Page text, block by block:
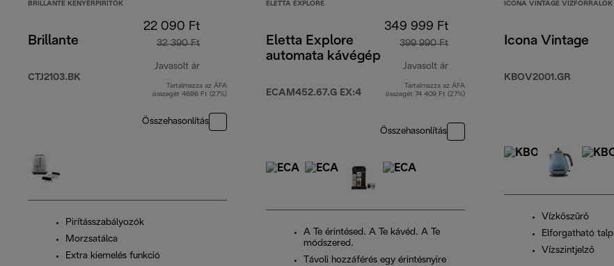
BRILLANTE KENYÉRPIRÍTÓK
Brillante
CTJ2103.BK
22 090 Ft
32 390 Ft
Javasolt ár
eredeti ár 32 390 Ft
Tartalmazza az ÁFA
összegét 4696 Ft (27%)
Összehasonlítás
Pirításszabályozók
Morzsatálca
Extra kiemelés funkció
ELETTA EXPLORE
Eletta Explore
automata kávégép
ECAM452.67.G EX:4
349 999 Ft
399 990 Ft
Javasolt ár
eredeti ár 399 990 Ft
Tartalmazza az ÁFA
összegét 74 409 Ft (27%)
Összehasonlítás
A Te érintésed. A Te kávéd. A Te
módszered.
Távoli hozzáférés egy érintésnyire
ICONA VINTAGE VÍZFORRALÓK
Icona Vintage
KBOV2001.GR
Vízkőszűrő
Elforgatható talp
Vízszintjelző